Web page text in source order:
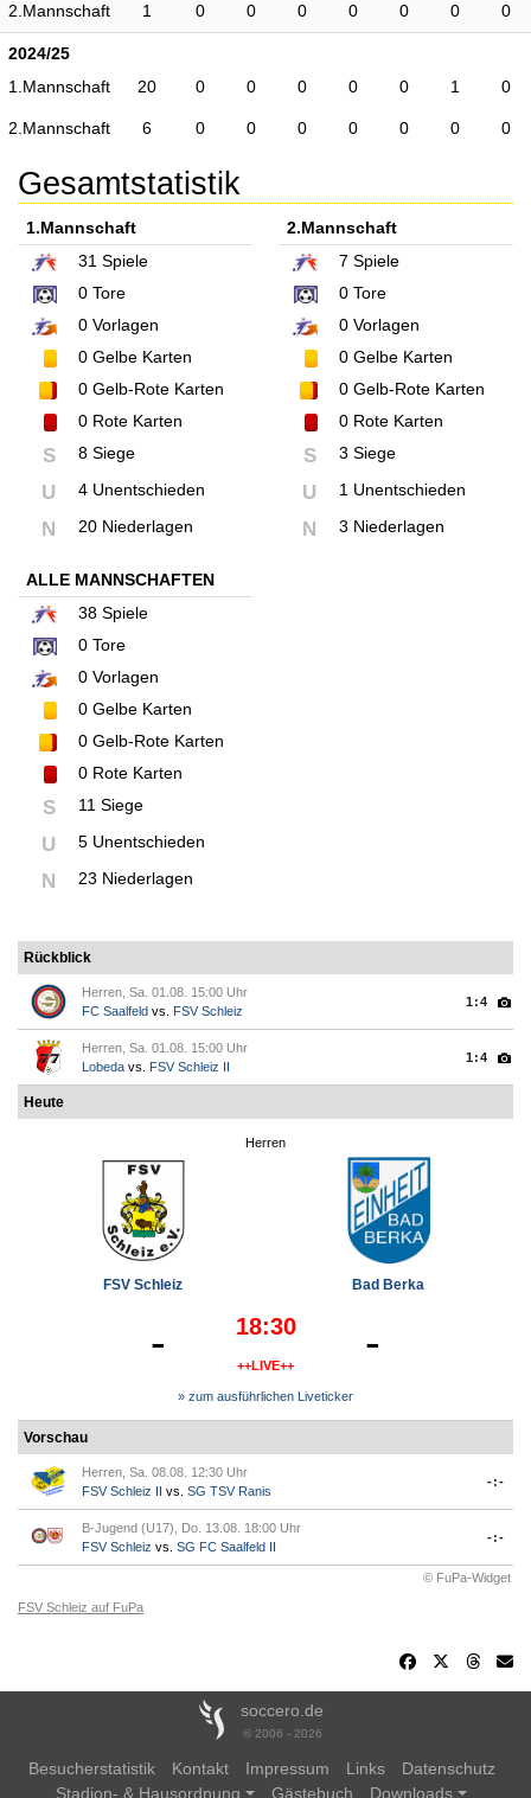
2.Mannschaft 1 0 0 0 0 0 0 0
2024/25
1.Mannschaft
20 0 0 0 0 0 1 0
2.Mannschaft 6 0 0 0 0 0 0 0
Gesamtstatistik
1.Mannschaft
31 Spiele
0 Tore
0 Vorlagen
0 Gelbe Karten
0 Gelb-Rote Karten
0 Rote Karten
S 8 Siege
U 4 Unentschieden
N 20 Niederlagen
2.Mannschaft
7 Spiele
0Tore
0Vorlagen
0Gelbe Karten
0Gelb-Rote Karten
0Rote Karten
S 3 Siege
U 1 Unentschieden
N 3 Niederlagen
ALLE MANNSCHAFTEN
38 Spiele
0 Tore
0 Vorlagen
0 Gelbe Karten
0 Gelb-Rote Karten
0 Rote Karten
S 11 Siege
U 5 Unentschieden
N 23 Niederlagen
Rückblick
Herren, Sa. 01.08. 15:00 Uhr
FC Saalfeld vs. FSV Schleiz
1:4
Herren, Sa. 01.08. 15:00 Uhr
Lobeda vs. FSV Schleiz II
1:4
Heute
Herren
FSV Schleiz Bad Berka
- 18:30
++LIVE++ -
» zum ausführlichen Liveticker
Vorschau
Herren, Sa. 08.08. 12:30 Uhr
FSV Schleiz II
vs. SG TSV Ranis
-:-
B-Jugend (U17), Do. 13.08. 18:00 Uhr
FSV Schleiz vs. SG FC Saalfeld II
-:-
© FuPa-Widget
FSV Schleiz auf FuPa
soccero.de
© 2006 - 2026
Besucherstatistik Kontakt Impressum Links
Datenschutz
Stadion- & Hausordnung
Gästebuch Downloads